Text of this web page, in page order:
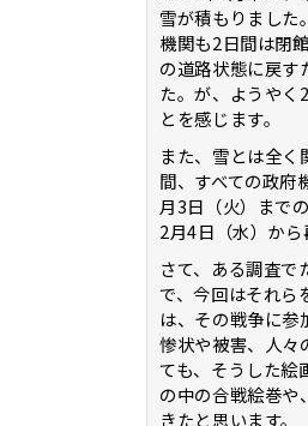
雪が積もりました
機関も2日間は閉
の道路状態に戻す
た。が、ようやく
とを感じます。
また、雪とは全
間、すべての政府
月3日（火）まで
2月4日（水）から
さて、ある調査
で、今回はそれら
は、その戦争に
惨状や被害、人々
ても、そうした絵
の中の合戦絵巻や
きたと思います。